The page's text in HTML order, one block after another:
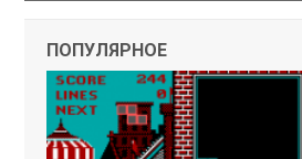
ПОПУЛЯРНОЕ